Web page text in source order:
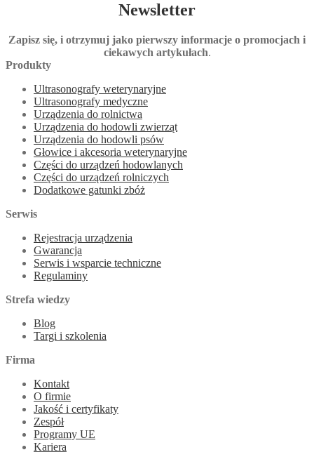
Newsletter
Zapisz się, i otrzymuj jako pierwszy informacje o promocjach i
ciekawych artykułach.
Produkty
Ultrasonografy weterynaryjne
Ultrasonografy medyczne
Urządzenia do rolnictwa
Urządzenia do hodowli zwierząt
Urządzenia do hodowli psów
Głowice i akcesoria weterynaryjne
Części do urządzeń hodowlanych
Części do urządzeń rolniczych
Dodatkowe gatunki zbóż
Serwis
Rejestracja urządzenia
Gwarancja
Serwis i wsparcie techniczne
Regulaminy
Strefa wiedzy
Blog
Targi i szkolenia
Firma
Kontakt
O firmie
Jakość i certyfikaty
Zespół
Programy UE
Kariera